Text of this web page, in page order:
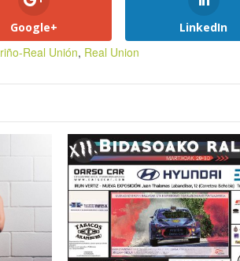
Google+ LinkedIn
Real Unión, Real Union